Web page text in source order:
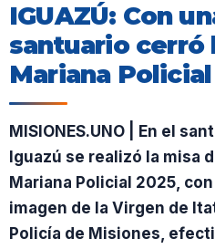
IGUAZÚ: Con
santuario cerró
Mariana
MISIONES.UNO | En el
Iguazú se realizó la misa
Mariana Policial 2025,
imagen de la Virgen de
Policía de Misiones,